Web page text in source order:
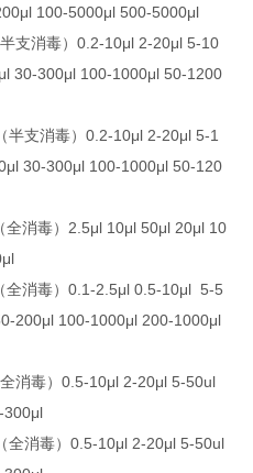
100-5000μl 500-5000μl
支消毒）0.2-10μl 2-20μl 5-10
30-300μl 100-1000μl 50-1200
半支消毒）0.2-10μl 2-20μl 5-1
30-300μl 100-1000μl 50-120
全消毒）2.5μl 10μl 50μl 20μl 10
全消毒）0.1-2.5μl 0.5-10μl 5-5
200μl 100-1000μl 200-1000μl
消毒）0.5-10μl 2-20μl 5-50ul
300μl
全消毒）0.5-10μl 2-20μl 5-50ul